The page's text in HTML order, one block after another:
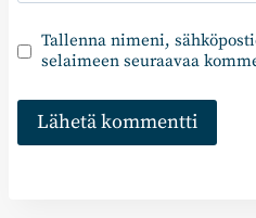
Tallenna nimeni,
selaimeen seuraavaa